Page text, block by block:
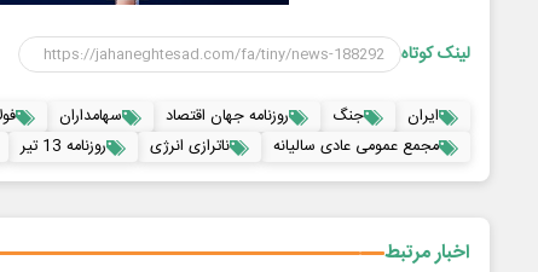
لینک کوتاه
ایران جنگ روزنامه جهان اقتصاد سهامداران
مجمع عمومی عادی سالیانه
ناترازی انرژی روزنامه 13 تیر
اخبار مرتبط